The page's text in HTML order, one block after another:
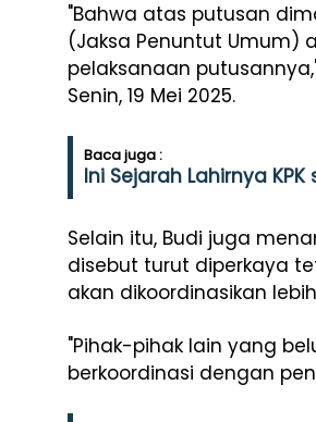
"Bahwa atas putusan
(Jaksa Penuntut Umum)
pelaksanaan
Senin, 19 Mei 2025.
Baca juga :
Ini Sejarah Lahirnya
Selain itu, Budi juga
disebut turut diperkaya
akan dikoordinasikan
"Pihak-pihak lain yang
berkoordinasi dengan